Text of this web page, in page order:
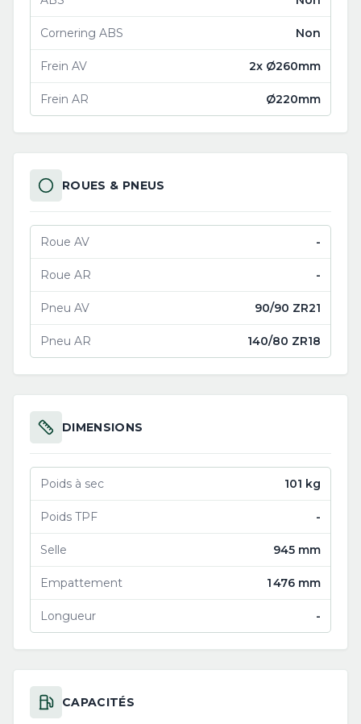
Cornering ABS Non
Frein AV 2x Ø260mm
Frein AR Ø220mm
ROUES & PNEUS
Roue AV -
Roue AR -
Pneu AV 90/90 ZR21
Pneu AR 140/80 ZR18
DIMENSIONS
Poids à sec 101 kg
Poids TPF -
Selle 945 mm
Empattement 1 476 mm
Longueur -
CAPACITÉS